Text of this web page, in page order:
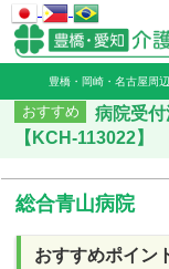
豊橋・岡崎・名古屋周
おすすめ
病院受
【KCH-113022】
総合青山病院
おすすめポイン